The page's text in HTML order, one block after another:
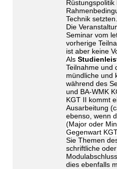
Rüstungspolitik
Technik setzten.
Die
Seminar vom
vorherige
ist aber keine
Als
Teilnahme und
mündliche und
während des
und BA-WMK
KGT II kommt
Ausarbeitung
ebenso, wenn
(Major oder
Gegenwart
Sie Themen
schriftliche
dies ebenfalls